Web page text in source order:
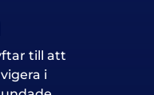
till att
i